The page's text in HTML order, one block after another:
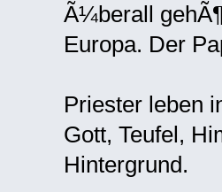
Ã¼berall
Europa. Der
Priester leben
Gott, Teufel,
Hintergrund.